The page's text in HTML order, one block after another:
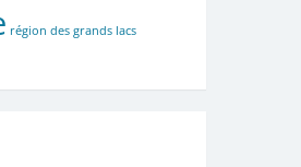
région des grands lacs